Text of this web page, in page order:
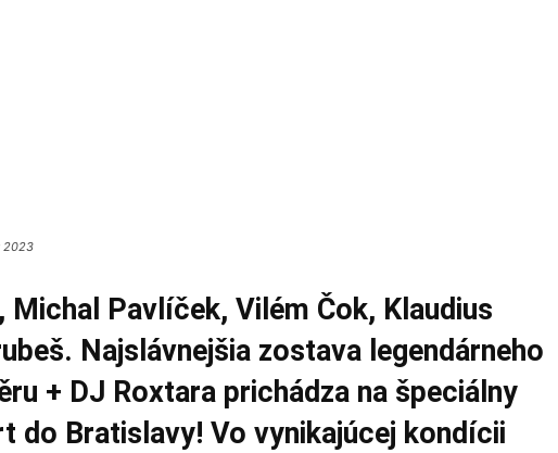
2023
Michal Pavlíček, Vilém Čok, Klaudius
Najslávnejšia zostava legendárneho
+ DJ Roxtara prichádza na špeciálny
do Bratislavy! Vo vynikajúcej kondícii